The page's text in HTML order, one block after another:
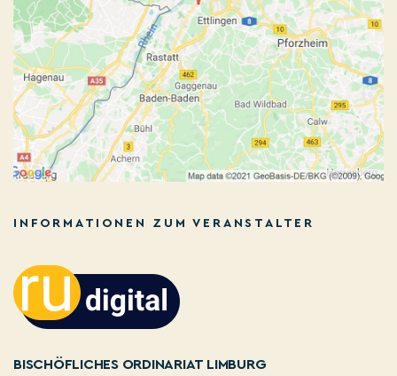
INFORMATIONEN ZUM VERANSTALTER
BISCHÖFLICHES ORDINARIAT LIMBURG